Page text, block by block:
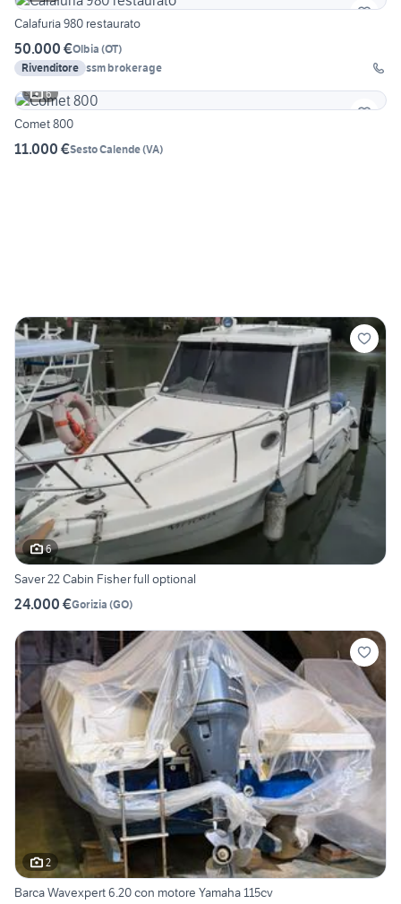
Calafuria 980 restaurato
50.000 €Olbia (OT)
Rivenditore ssm brokerage
6
Comet 800
11.000 €Sesto Calende(VA)
6
Saver 22 Cabin Fisher full optional
24.000 €Gorizia (GO)
2
Barca Wavexpert 6.20 con motore Yamaha 115cv